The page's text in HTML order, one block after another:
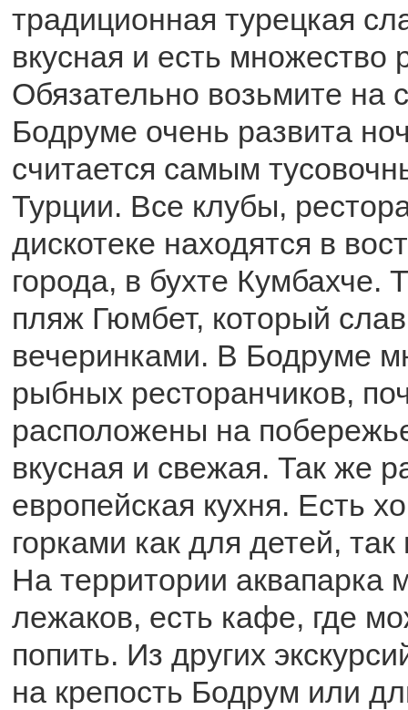
традиционная турецкая
вкусная и есть множество
Обязательно возьмите на
Бодруме очень развита
считается самым
Турции. Все клубы,
дискотеке находятся в
города, в бухте Кумбахче.
пляж Гюмбет, который
вечеринками. В Бодруме
рыбных ресторанчиков,
расположены на
вкусная и свежая. Так же
европейская кухня. Есть
горками как для детей,
На территории аквапарка
лежаков, есть кафе, где
попить. Из других
на крепость Бодрум или